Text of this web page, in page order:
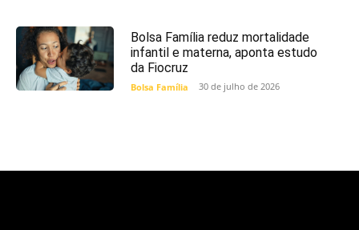
Bolsa Família reduz mortalidade
infantil e materna, aponta estudo
da Fiocruz
Bolsa Família 30 de julho de 2026